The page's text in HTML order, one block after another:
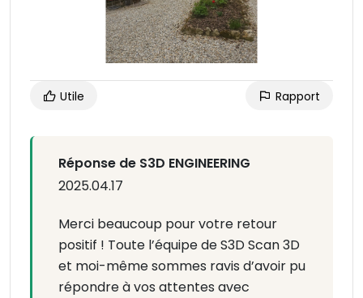
Utile Rapport
Réponse de S3D ENGINEERING
2025.04.17
Merci beaucoup pour votre retour
positif ! Toute l’équipe de S3D Scan 3D
et moi-même sommes ravis d’avoir pu
répondre à vos attentes avec